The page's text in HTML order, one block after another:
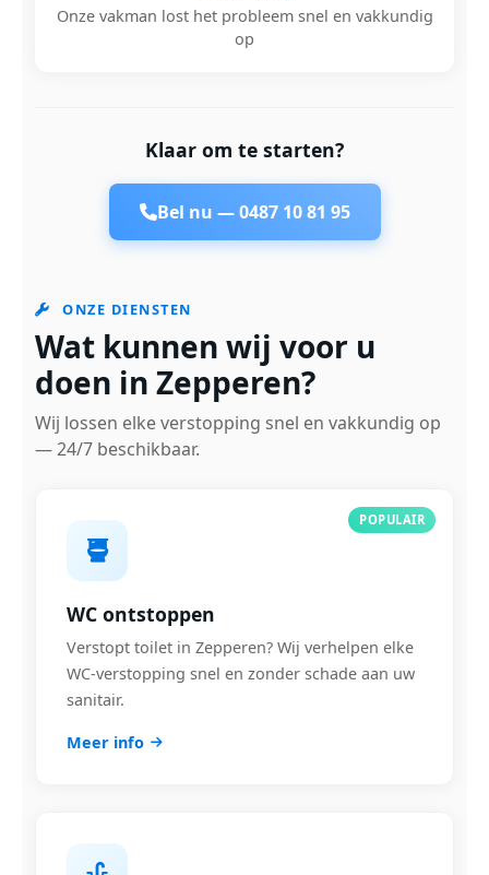
Onze vakman lost het probleem snel en vakkundig
op
Klaar om te starten?
Bel nu —0487 10 81 95
ONZE DIENSTEN
Wat kunnen wij voor u
doen in Zepperen?
Wij lossen elke verstopping snel en vakkundig op
— 24/7 beschikbaar.
POPULAIR
WC ontstoppen
Verstopt toilet in Zepperen? Wij verhelpen elke
WC-verstopping snel en zonder schade aan uw
sanitair.
Meer info